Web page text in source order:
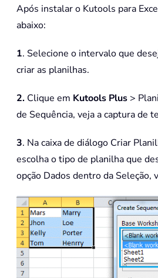
Após instalar o Kutools para
abaixo:
1. Selecione o intervalo que
criar as planilhas.
2. Clique em Kutools Plus >
de Sequência, veja a captura de
3. Na caixa de diálogo Criar
escolha o tipo de planilha que
opção Dados dentro da Seleção,